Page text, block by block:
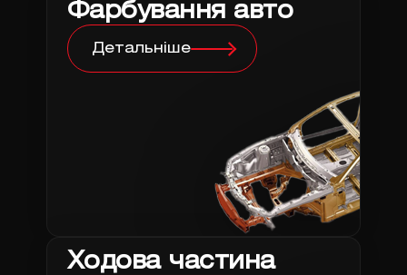
Фарбування авто
Детальніше
Ходова частина